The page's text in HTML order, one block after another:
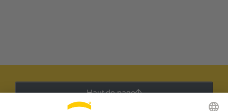
Haut de page